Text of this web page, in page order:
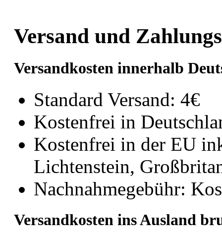
Versand und
Versandkosten innerhalb
Standard Versand: 4€
Kostenfrei in
Kostenfrei in der EU
Lichtenstein,
Nachnahmegebühr:
Versandkosten ins Ausland